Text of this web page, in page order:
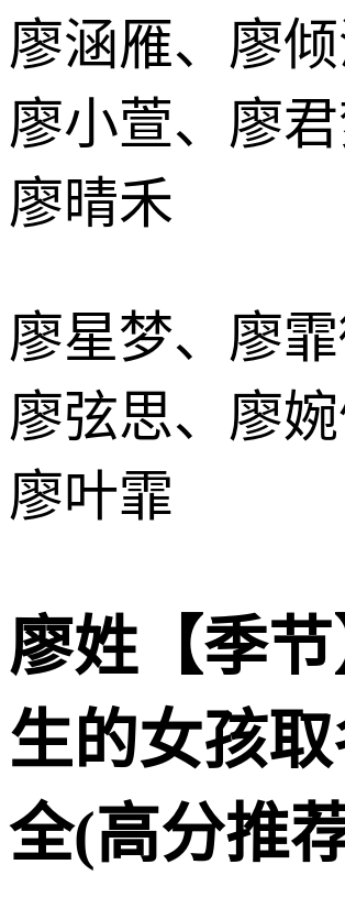
廖涵雁、廖倾
廖小萱、廖君
廖晴禾
廖星梦、廖霏
廖弦思、廖婉
廖叶霏
廖姓【季
生的女孩
全(高分推